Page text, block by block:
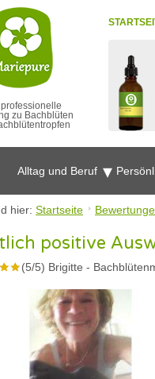
professionelle
zu Bachblüten
Alltag und Beruf
hier: Startseite
positive
(5/5) Brigitte -